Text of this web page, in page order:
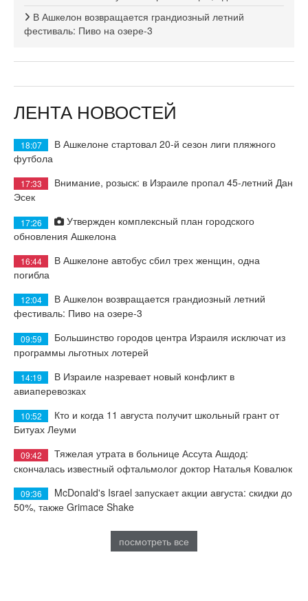
В Ашкелон возвращается грандиозный летний
фестиваль: Пиво на озере-3
ЛЕНТА НОВОСТЕЙ
18:07
В Ашкелоне стартовал 20-й сезон лиги пляжного
футбола
17:33
Внимание, розыск: в Израиле пропал 45-летний Дан
Эсек
17:26
Утвержден комплексный план городского
обновления Ашкелона
16:44
В Ашкелоне автобус сбил трех женщин, одна
погибла
12:04
В Ашкелон возвращается грандиозный летний
фестиваль: Пиво на озере-3
09:59
Большинство городов центра Израиля исключат из
программы льготных лотерей
14:19
В Израиле назревает новый конфликт в
авиаперевозках
10:52
Кто и когда 11 августа получит школьный грант от
Битуах Леуми
09:42
Тяжелая утрата в больнице Ассута Ашдод:
скончалась известный офтальмолог доктор Наталья Ковалюк
09:36
McDonald's Israel запускает акции августа: скидки до
50%, также Grimace Shake
посмотреть все